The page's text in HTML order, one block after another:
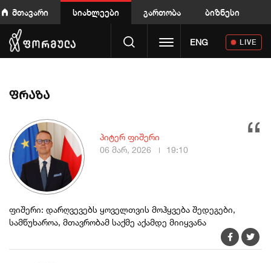
მთავარი სიახლეები გართობა ბიზნესი
Toggle navigation
ENG LIVE
ფრაზა
ფიშერი: დარღვევებს ყოველთვის მოჰყვება შედეგები,
სამწუხაროა, მთავრობამ საქმე აქამდე მიიყვანა
პიტერ ფიშერი
06 მარ, 2026
19:10